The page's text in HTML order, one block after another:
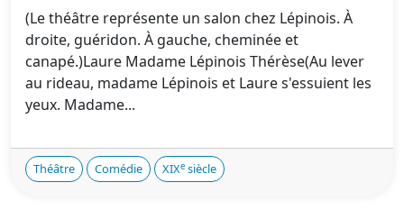
(Le théâtre représente un salon chez Lépinois. À
droite, guéridon. À gauche, cheminée et
canapé.)Laure Madame Lépinois Thérèse(Au lever
au rideau, madame Lépinois et Laure s'essuient les
yeux. Madame...
Théâtre Comédie XIXe siècle